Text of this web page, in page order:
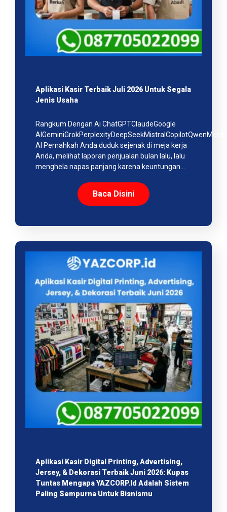
Aplikasi Kasir Terbaik Juli 2026 Untuk Segala
Jenis Usaha
Rangkum Dengan Ai ChatGPTClaudeGoogle
AIGeminiGrokPerplexityDeepSeekMistralCopilotQwenMeta
AI Pernahkah Anda duduk sejenak di meja kerja
Anda, melihat laporan penjualan bulan lalu, lalu
menghela napas panjang karena keuntungan…
Baca Disini
Aplikasi Kasir Digital Printing, Advertising,
Jersey, & Dekorasi Terbaik Juni 2026: Kupas
Tuntas Mengapa YAZCORP.id Adalah Sistem
Paling Sempurna Untuk Bisnismu